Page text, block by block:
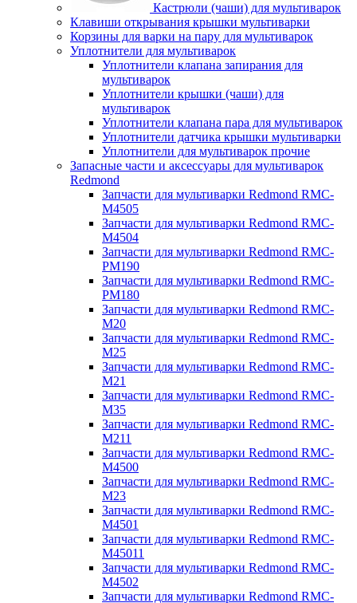
Кастрюли (чаши) для мультиварок
Клавиши открывания крышки мультиварки
Корзины для варки на пару для мультиварок
Уплотнители для мультиварок
Уплотнители клапана запирания для
мультиварок
Уплотнители крышки (чаши) для
мультиварок
Уплотнители клапана пара для мультиварок
Уплотнители датчика крышки мультиварки
Уплотнители для мультиварок прочие
Запасные части и аксессуары для мультиварок
Redmond
Запчасти для мультиварки Redmond RMC-
M4505
Запчасти для мультиварки Redmond RMC-
M4504
Запчасти для мультиварки Redmond RMC-
PM190
Запчасти для мультиварки Redmond RMC-
PM180
Запчасти для мультиварки Redmond RMC-
M20
Запчасти для мультиварки Redmond RMC-
M25
Запчасти для мультиварки Redmond RMC-
M21
Запчасти для мультиварки Redmond RMC-
M35
Запчасти для мультиварки Redmond RMC-
M211
Запчасти для мультиварки Redmond RMC-
M4500
Запчасти для мультиварки Redmond RMC-
M23
Запчасти для мультиварки Redmond RMC-
M4501
Запчасти для мультиварки Redmond RMC-
M45011
Запчасти для мультиварки Redmond RMC-
M4502
Запчасти для мультиварки Redmond RMC-